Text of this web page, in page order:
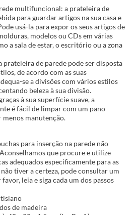
multifuncional: a prateleira de
para guardar artigos na sua casa e
usá-la para expor os seus artigos de
modelos ou CDs em várias
a sala de estar, o escritório ou a zona
prateleira de parede pode ser disposta
de acordo com as suas
se a divisões com vários estilos
beleza à sua divisão.
à sua superfície suave, a
é fácil de limpar com um pano
menos manutenção.
para inserção na parede não
que procure e utilize
adequados especificamente para as
não tiver a certeza, pode consultar um
leia e siga cada um dos passos
de madeira